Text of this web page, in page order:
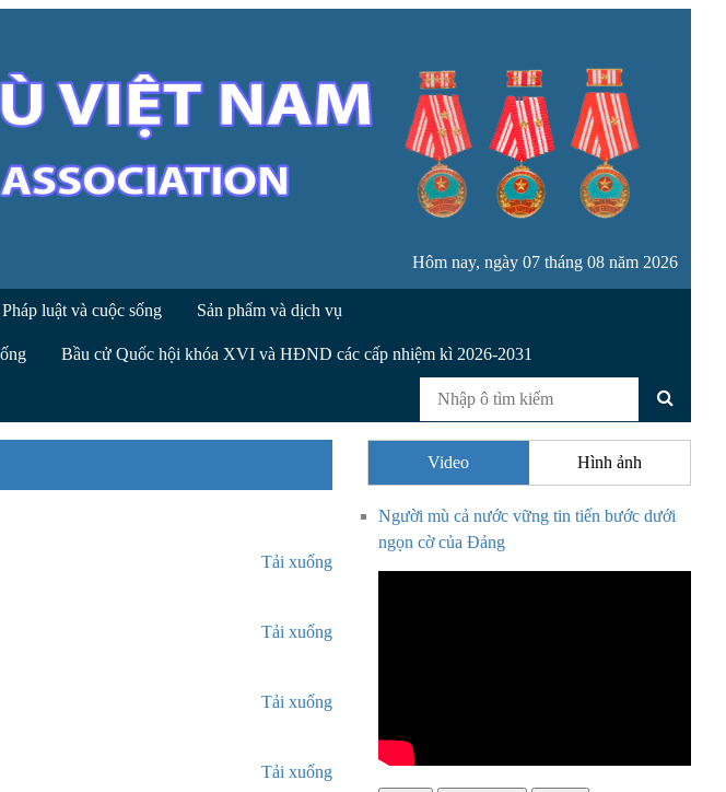
Hôm nay, ngày 07 tháng 08 năm 2026
luật và cuộc sống Sản phẩm và dịch vụ
Bầu cử Quốc hội khóa XVI và HĐND các cấp nhiệm kì 2026-2031
Tải xuống
Tải xuống
Tải xuống
Tải xuống
Video Hình ảnh
Người mù cả nước vững tin tiến bước dưới
ngọn cờ của Đảng